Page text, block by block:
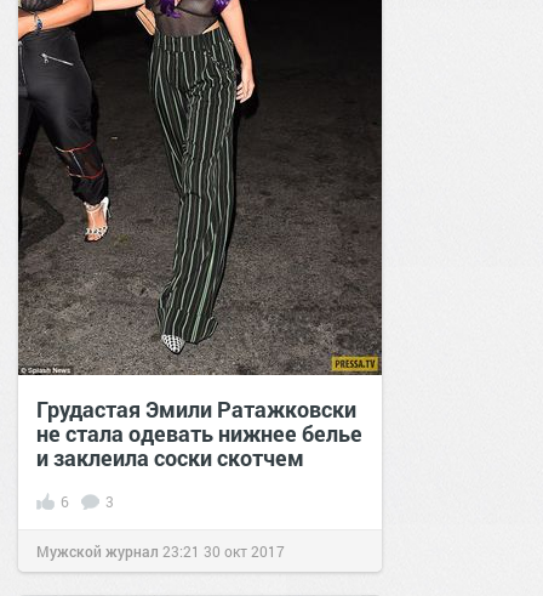
Грудастая Эмили Ратажковски
не стала одевать нижнее белье
и заклеила соски скотчем
6 3
Мужской журнал 23:21 30 окт 2017